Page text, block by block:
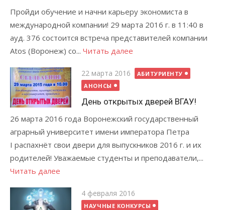
Пройди обучение и начни карьеру экономиста в
международной компании! 29 марта 2016 г. в 11:40 в
ауд. 376 состоится встреча представителей компании
Atos (Воронеж) со... Читать далее
Posted
on
22 марта 2016
АБИТУРИЕНТУ
АНОНСЫ
День открытых дверей ВГАУ!
26 марта 2016 года Воронежский государственный
аграрный университет имени императора Петра
I распахнёт свои двери для выпускников 2016 г. и их
родителей! Уважаемые студенты и преподаватели,...
Читать далее
Posted
on
4 февраля 2016
НАУЧНЫЕ КОНКУРСЫ